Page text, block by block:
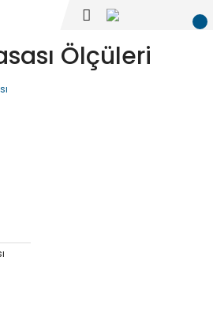
Ölçüleri